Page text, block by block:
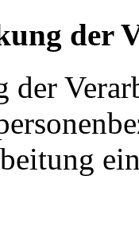
der
der